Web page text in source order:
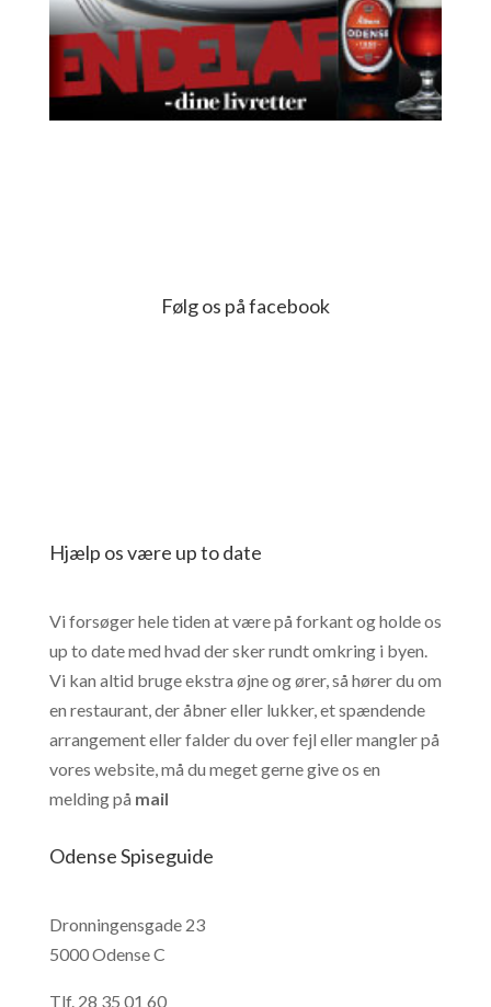
Følg os på facebook
Hjælp os være up to date
Vi forsøger hele tiden at være på forkant og holde os
up to date med hvad der sker rundt omkring i byen.
Vi kan altid bruge ekstra øjne og ører, så hører du om
en restaurant, der åbner eller lukker, et spændende
arrangement eller falder du over fejl eller mangler på
vores website, må du meget gerne give os en
melding på mail
Odense Spiseguide
Dronningensgade 23
5000 Odense C
Tlf. 28 35 01 60